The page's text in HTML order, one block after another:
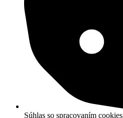
Súhlas so spracovaním cookies